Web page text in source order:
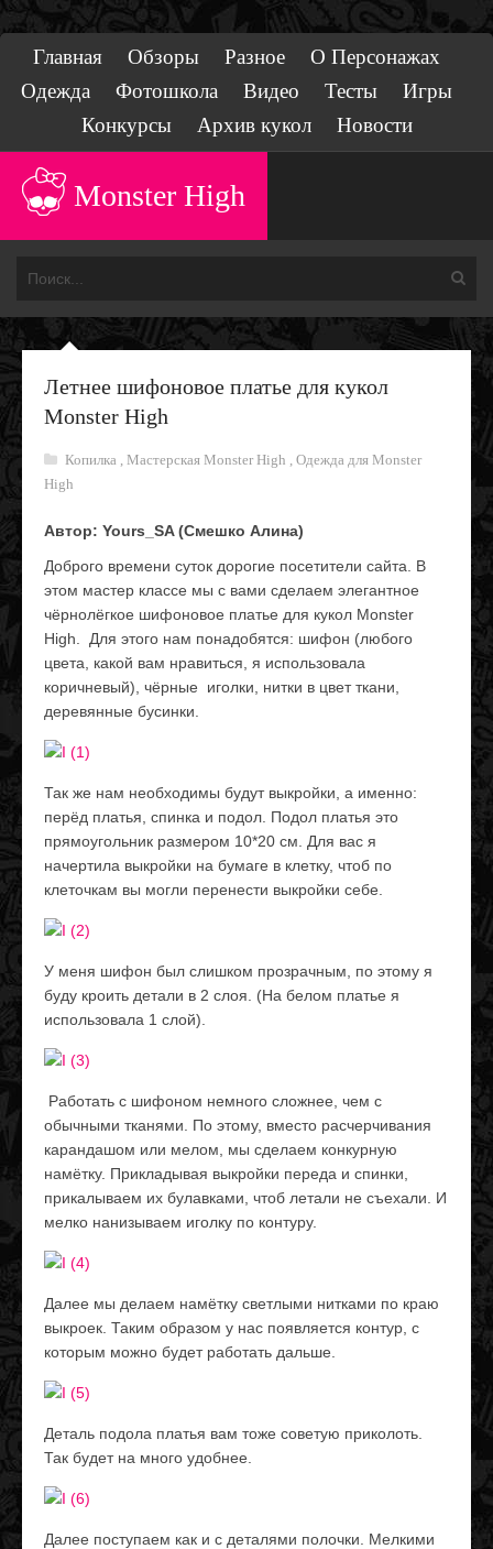
Главная Обзоры Разное
О Персонажах
Одежда
Фотошкола Видео Тесты
Игры
Конкурсы
Архив кукол Новости
Monster High
Летнее шифоновое платье для кукол
Monster High
Копилка , Мастерская Monster High , Одежда для Monster
High
Автор: Yours_SA (Смешко Алина)
Доброго времени суток дорогие посетители сайта. В
этом мастер классе мы с вами сделаем элегантное
чёрнолёгкое шифоновое платье для кукол Monster
High. Для этого нам понадобятся: шифон (любого
цвета, какой вам нравиться, я использовала
коричневый), чёрные иголки, нитки в цвет ткани,
деревянные бусинки.
Так же нам необходимы будут выкройки, а именно:
перёд платья, спинка и подол. Подол платья это
прямоугольник размером 10*20 см. Для вас я
начертила выкройки на бумаге в клетку, чтоб по
клеточкам вы могли перенести выкройки себе.
У меня шифон был слишком прозрачным, по этому я
буду кроить детали в 2 слоя. (На белом платье я
использовала 1 слой).
Работать с шифоном немного сложнее, чем с
обычными тканями. По этому, вместо расчерчивания
карандашом или мелом, мы сделаем конкурную
намётку. Прикладывая выкройки переда и спинки,
прикалываем их булавками, чтоб летали не съехали. И
мелко нанизываем иголку по контуру.
Далее мы делаем намётку светлыми нитками по краю
выкроек. Таким образом у нас появляется контур, с
которым можно будет работать дальше.
Деталь подола платья вам тоже советую приколоть.
Так будет на много удобнее.
Далее поступаем как и с деталями полочки. Мелкими